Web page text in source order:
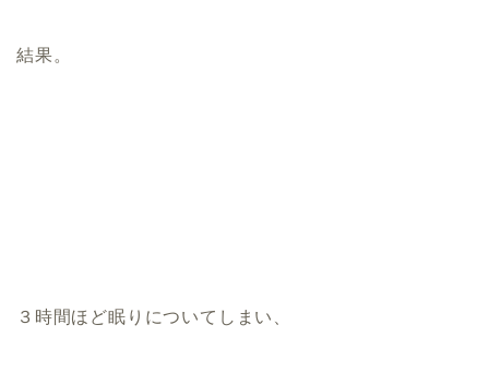
結果。
３時間ほど眠りについてしまい、